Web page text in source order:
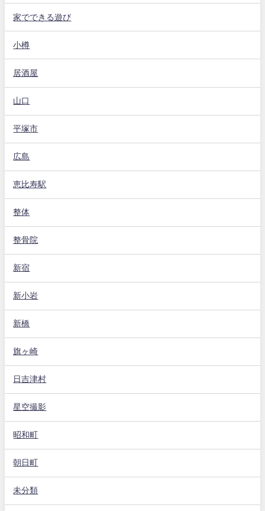
家でできる遊び
小樽
居酒屋
山口
平塚市
広島
恵比寿駅
整体
整骨院
新宿
新小岩
新橋
旗ヶ崎
日吉津村
星空撮影
昭和町
朝日町
未分類